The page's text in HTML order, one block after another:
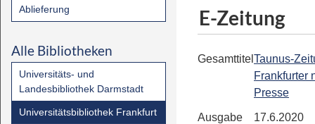
Ablieferung
Alle Bibliotheken
Universitäts- und
Landesbibliothek Darmstadt
Universitätsbibliothek Frankfurt
E-Zeitung
Gesamttitel Taunus-
Frankfurter
Presse
Ausgabe
17.6.2020